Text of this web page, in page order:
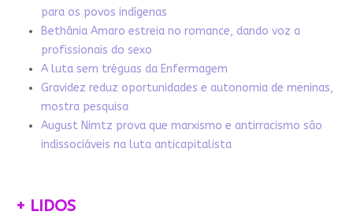
para os povos indígenas
Bethânia Amaro estreia no romance, dando voz a
profissionais do sexo
A luta sem tréguas da Enfermagem
Gravidez reduz oportunidades e autonomia de meninas,
mostra pesquisa
August Nimtz prova que marxismo e antirracismo são
indissociáveis na luta anticapitalista
+ LIDOS